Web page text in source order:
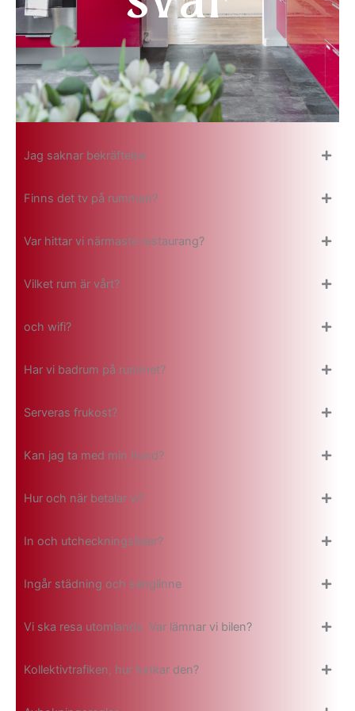
Jag saknar bekräftelse
Finns det tv på rummen?
Var hittar vi närmaste restaurang?
Vilket rum är vårt?
och wifi?
Har vi badrum på rummet?
Serveras frukost?
Kan jag ta med min hund?
Hur och när betalar vi?
In och utcheckningstider?
Ingår städning och sänglinne
Vi ska resa utomlands. Var lämnar vi bilen?
Kollektivtrafiken, hur funkar den?